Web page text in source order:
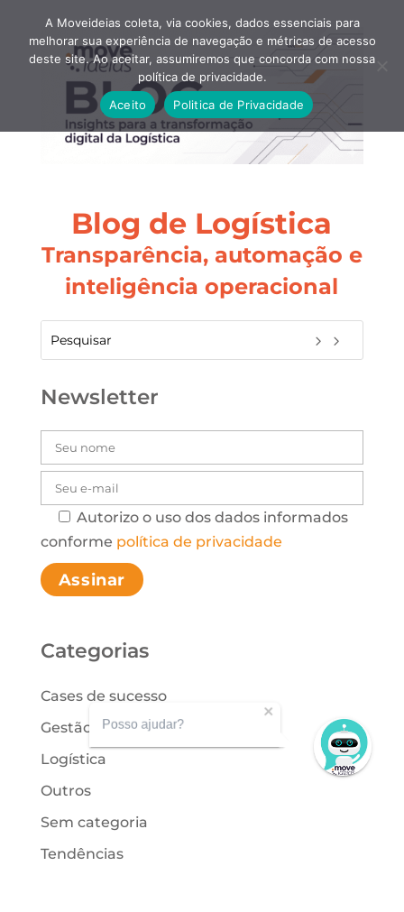
Blog de Logística
Transparência, automação e
inteligência operacional
Newsletter
Autorizo o uso dos dados informados
conforme política de privacidadePlease leave
Categorias
Cases de sucesso
Gestão de Processos
Logística
Outros
Sem categoria
Tendências
A Moveideias coleta, via cookies, dados essenciais para
melhorar sua experiência de navegação e métricas de acesso
deste site. Ao aceitar, assumiremos que concorda com nossa
política de privacidade.
Aceito
Politica de Privacidade
Posso ajudar?